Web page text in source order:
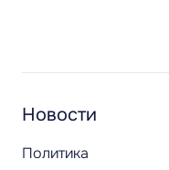
Новости
Политика